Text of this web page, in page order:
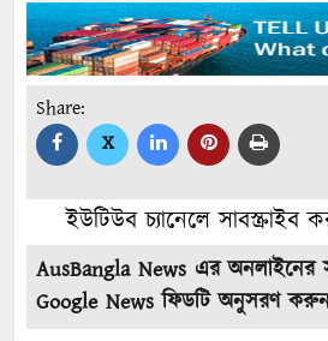
Share:
X
ইউটিউব চ্যানেলে সাবস্ক্রাইব
AusBangla News এর অনলাইনের
Google News ফিডটি অনুসরণ